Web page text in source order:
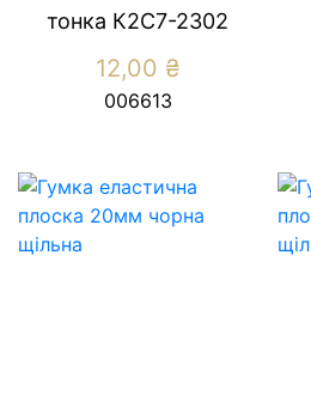
тонка К2С7-2302
12,00 ₴
006613